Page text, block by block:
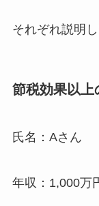
それぞれ説明し
節税効果以上
氏名：Aさん
年収：1,000万